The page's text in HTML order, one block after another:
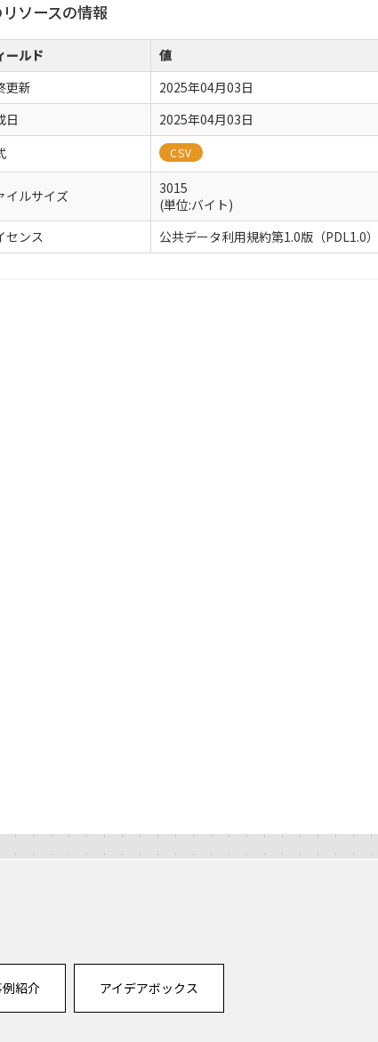
リソースの情報
ールド
値
更新
2025年04月03日
日
2025年04月03日
CSV
イルサイズ
3015
(単位:バイト)
センス
公共データ利用規約第1.0版（PDL1.0）
紹介 アイデアボックス